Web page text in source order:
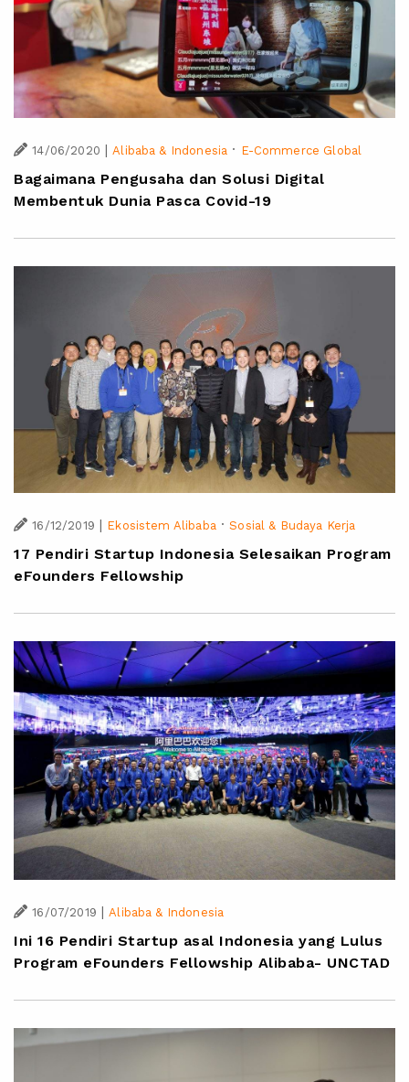
14/06/2020 | Alibaba & Indonesia · E-Commerce Global
Bagaimana Pengusaha dan Solusi Digital
Membentuk Dunia Pasca Covid-19
16/12/2019 | Ekosistem Alibaba·Sosial & Budaya Kerja
17 Pendiri Startup Indonesia Selesaikan Program
eFounders Fellowship
16/07/2019 | Alibaba & Indonesia
Ini 16 Pendiri Startup asal Indonesia yang Lulus
Program eFounders Fellowship Alibaba- UNCTAD